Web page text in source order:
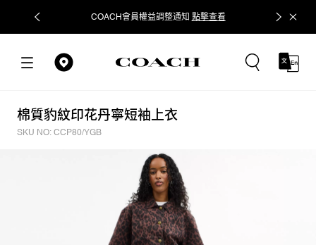
COACH會員權益調整通知 點擊查看 立即追蹤
棉質豹紋印花丹寧短袖上衣
SKU NO: CCP80/YGB